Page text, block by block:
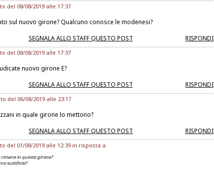
del 08/08/2019 alle 17:37
sul nuovo girone? Qualcuno conosce le modenesi?
SEGNALA ALLO STAFF QUESTO POST
RISPONDI
del 08/08/2019 alle 17:37
nuovo girone E?
SEGNALA ALLO STAFF QUESTO POST
RISPONDI
del 06/08/2019 alle 23:17
in quale girone lo mettono?
SEGNALA ALLO STAFF QUESTO POST
RISPONDI
del 01/08/2019 alle 12:39 in risposta a
rimane in questo girone?
suddivisi?